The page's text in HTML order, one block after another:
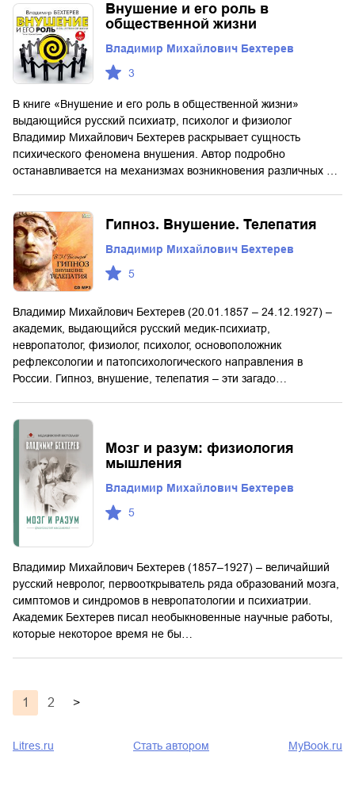
Внушение и его роль в
общественной жизни
Владимир Михайлович Бехтерев
3
В книге «Внушение и его роль в общественной жизни»
выдающийся русский психиатр, психолог и физиолог
Владимир Михайлович Бехтерев раскрывает сущность
психического феномена внушения. Автор подробно
останавливается на механизмах возникновения различных …
Гипноз. Внушение. Телепатия
Владимир Михайлович Бехтерев
5
Владимир Михайлович Бехтерев (20.01.1857 – 24.12.1927) –
академик, выдающийся русский медик-психиатр,
невропатолог, физиолог, психолог, основоположник
рефлексологии и патопсихологического направления в
России. Гипноз, внушение, телепатия – эти загадо…
Мозг и разум: физиология
мышления
Владимир Михайлович Бехтерев
5
Владимир Михайлович Бехтерев (1857–1927) – величайший
русский невролог, первооткрыватель ряда образований мозга,
симптомов и синдромов в невропатологии и психиатрии.
Академик Бехтерев писал необыкновенные научные работы,
которые некоторое время не бы…
1 2 >
Litres.ru Стать автором MyBook.ru